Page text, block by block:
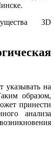
3D
указывать на
образом,
принести
анализа